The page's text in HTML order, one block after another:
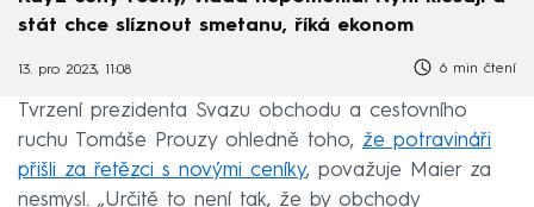
stát chce slíznout smetanu, říká ekonom
13. pro 2023, 11:08 6 min čtení
Tvrzení prezidenta Svazu obchodu a cestovního
ruchu Tomáše Prouzy ohledně toho, že potravináři
přišli za řetězci s novými ceníky, považuje Maier za
nesmysl. „Určitě to není tak, že by obchody